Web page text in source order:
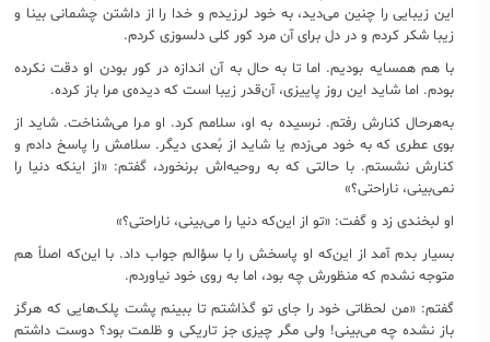
این زیبایی را چنین می‌دید، به خود لرزیدم و خدا را از داشتن چشمانی بینا و
زیبا شکر کردم و در دل برای آن مرد کور کلی دلسوزی کردم.
با هم همسایه بودیم. اما تا به حال به آن اندازه در کور بودن او دقت نکرده
بودم. اما شاید این روز پاییزی، آن‌قدر زیبا است که دیده‌ی مرا باز کرده.
به‌هرحال کنارش رفتم. نرسیده به او، سلامم کرد. او مرا می‌شناخت. شاید از
بوی عطری که به خود می‌زدم یا شاید از بُعدی دیگر. سلامش را پاسخ دادم و
کنارش نشستم. با حالتی که به روحیه‌اش برنخورد، گفتم: «از اینکه دنیا را
نمی‌بینی، ناراحتی؟»
او لبخندی زد و گفت: «تو از این‌که دنیا را می‌بینی، ناراحتی؟»
بسیار بدم آمد از این‌که او پاسخش را با سؤالم جواب داد. با این‌که اصلاً هم
متوجه نشدم که منظورش چه بود، اما به روی خود نیاوردم.
گفتم: «من لحظاتی خود را جای تو گذاشتم تا ببینم پشت پلک‌هایی که هرگز
باز نشده چه می‌بینی! ولی مگر چیزی جز تاریکی و ظلمت بود؟ دوست داشتم